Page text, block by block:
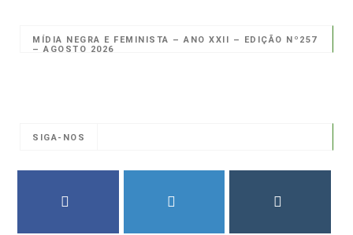
MÍDIA NEGRA E FEMINISTA – ANO XXII – EDIÇÃO Nº257
– AGOSTO 2026
SIGA-NOS